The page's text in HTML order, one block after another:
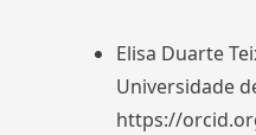
Elisa Duarte
Universidade
https://